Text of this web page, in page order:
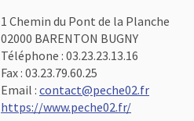
1 Chemin du Pont de la Planche
02000 BARENTON BUGNY
Téléphone : 03.23.23.13.16
Fax : 03.23.79.60.25
Email : contact@peche02.fr
https://www.peche02.fr/